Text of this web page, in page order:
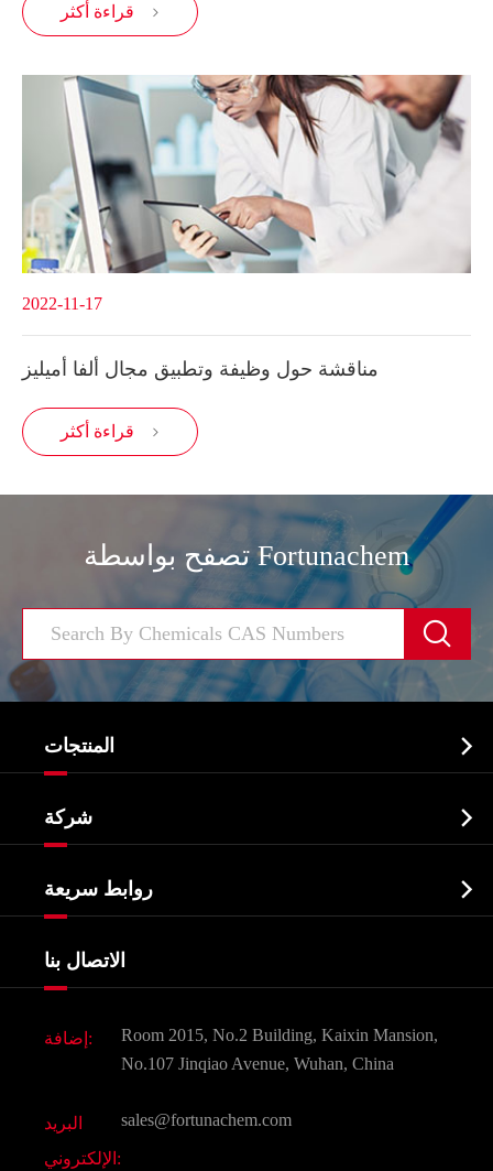
قراءة أكثر 
2022-11-17
مناقشة حول وظيفة وتطبيق مجال ألفا أميليز
قراءة أكثر 
تصفح بواسطة Fortunachem

المنتجات 
الصيدلانية وسيطة
البيوكيميائية
Agrochemicals و الوسطيات
مكونات مستحضرات التجميل
النكهات و عطور
الكيميائية CAS
شركة 
شهادات و مصنع تظهر
شركة التاريخ
روابط سريعة 
الاتصال بنا
إضافة:
Room 2015, No.2 Building, Kaixin Mansion,
No.107 Jinqiao Avenue, Wuhan, China
البريد
الإلكتروني:
sales@fortunachem.com